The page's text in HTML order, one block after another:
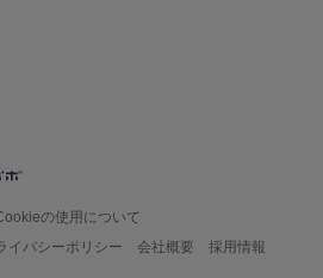
の使用について
イバシーポリシー 会社概要
採用情報